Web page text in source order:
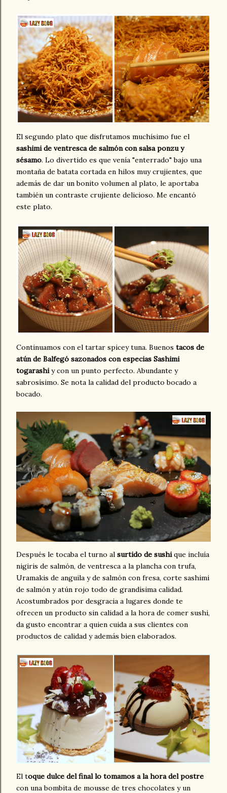
El segundo plato que disfrutamos muchísimo fue el
sashimi de ventresca de salmón con salsa ponzu y
sésamo. Lo divertido es que venía "enterrado" bajo una
montaña de batata cortada en hilos muy crujientes, que
además de dar un bonito volumen al plato, le aportaba
también un contraste crujiente delicioso. Me encantó
este plato.
Continuamos con el tartar spicey tuna. Buenos tacos de
atún de Balfegó sazonados con especias Sashimi
togarashi y con un punto perfecto. Abundante y
sabrosísimo. Se nota la calidad del producto bocado a
bocado.
Después le tocaba el turno al surtido de sushique incluía
nigiris de salmón, de ventresca a la plancha con trufa,
Uramakis de anguila y de salmón con fresa, corte sashimi
de salmón y atún rojo todo de grandísima calidad.
Acostumbrados por desgracia a lugares donde te
ofrecen un producto sin calidad a la hora de comer sushi,
da gusto encontrar a quien cuida a sus clientes con
productos de calidad y además bien elaborados.
El toque dulce del final lo tomamos a la hora del postre
con una bombita de mousse de tres chocolates y un